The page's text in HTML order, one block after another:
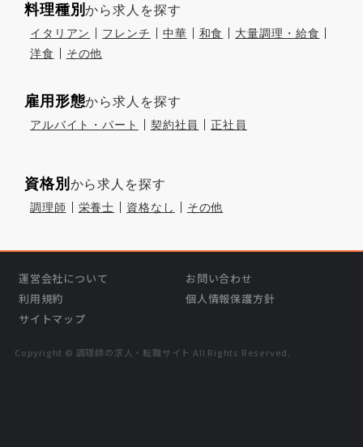
料理種別から求人を探す
イタリアン フレンチ 中華 和食
大量調理・給食
洋食
その他
雇用形態から求人を探す
アルバイト・パート 契約社員 正社員
資格別 から求人を探す
調理師 栄養士 資格なし その他
運営会社について
お問い合わせ
利用規約
個人情報保護方針
サイトマップ
Copyright © 調理師の求⼈・転職サイト All Rights Reserved.